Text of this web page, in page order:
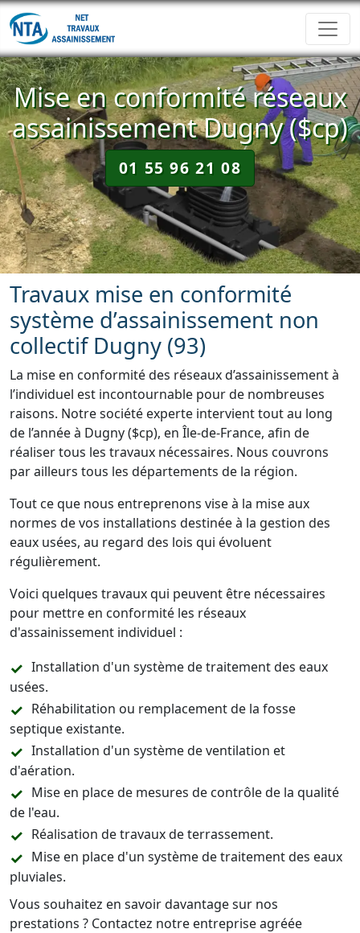
Mise en conformité réseaux
assainissement Dugny ($cp)
01 55 96 21 08
Travaux mise en conformité
système d’assainissement non
collectif Dugny (93)
La mise en conformité des réseaux d’assainissement à
l’individuel est incontournable pour de nombreuses
raisons. Notre société experte intervient tout au long
de l’année à Dugny ($cp), en Île-de-France, afin de
réaliser tous les travaux nécessaires. Nous couvrons
par ailleurs tous les départements de la région.
Tout ce que nous entreprenons vise à la mise aux
normes de vos installations destinée à la gestion des
eaux usées, au regard des lois qui évoluent
régulièrement.
Voici quelques travaux qui peuvent être nécessaires
pour mettre en conformité les réseaux
d'assainissement individuel :
Installation d'un système de traitement des eaux
usées.
Réhabilitation ou remplacement de la fosse
septique existante.
Installation d'un système de ventilation et
d'aération.
Mise en place de mesures de contrôle de la qualité
de l'eau.
Réalisation de travaux de terrassement.
Mise en place d'un système de traitement des eaux
pluviales.
Vous souhaitez en savoir davantage sur nos
prestations ? Contactez notre entreprise agréée